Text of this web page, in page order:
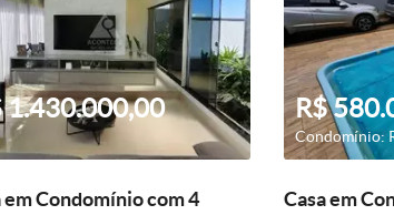
1.430.000,00
em Condomínio com 4
R$
Condomínio:
Casa em